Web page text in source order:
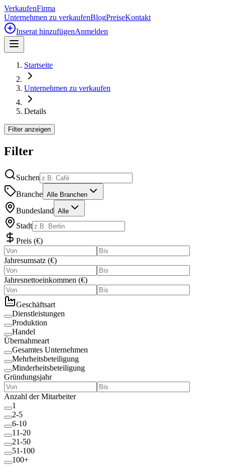
VerkaufenFirma
Unternehmen zu verkaufenBlogPreiseKontakt
Inserat hinzufügenAnmelden
Startseite
Unternehmen zu verkaufen
Details
Filter anzeigen
Filter
Suchen
Branche Alle Branchen
Bundesland Alle
Stadt
Preis (€)
Jahresumsatz (€)
Jahresnettoeinkommen (€)
Geschäftsart
Dienstleistungen
Produktion
Handel
Übernahmeart
Gesamtes Unternehmen
Mehrheitsbeteiligung
Minderheitsbeteiligung
Gründungsjahr
Anzahl der Mitarbeiter
1
2-5
6-10
11-20
21-50
51-100
100+